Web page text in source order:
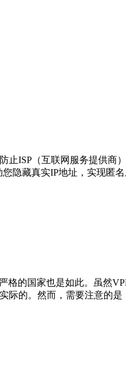
ISP（互联网服务提供商
隐藏真实IP地址，实现匿名
的国家也是如此。虽然
的。然而，需要注意的